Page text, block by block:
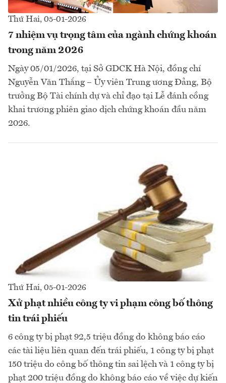
Thứ Hai, 05-01-2026
7 nhiệm vụ trọng tâm của ngành chứng khoán
trong năm 2026
Ngày 05/01/2026, tại Sở GDCK Hà Nội, đồng chí
Nguyễn Văn Thắng – Ủy viên Trung ương Đảng, Bộ
trưởng Bộ Tài chính dự và chỉ đạo tại Lễ đánh cồng
khai trương phiên giao dịch chứng khoán đầu năm
2026.
Thứ Hai, 05-01-2026
Xử phạt nhiều công ty vi phạm công bố thông
tin trái phiếu
6 công ty bị phạt 92,5 triệu đồng do không báo cáo
các tài liệu liên quan đến trái phiếu, 1 công ty bị phạt
150 triệu do công bố thông tin sai lệch và 1 công ty bị
phạt 200 triệu đồng do không báo cáo về việc dự kiến